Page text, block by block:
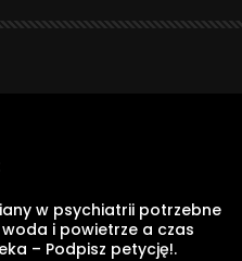
w psychiatrii potrzebne
i powietrze a czas
– Podpisz petycję!.